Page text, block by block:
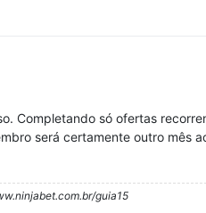
Completando só ofertas
será certamente outro mês
guia15